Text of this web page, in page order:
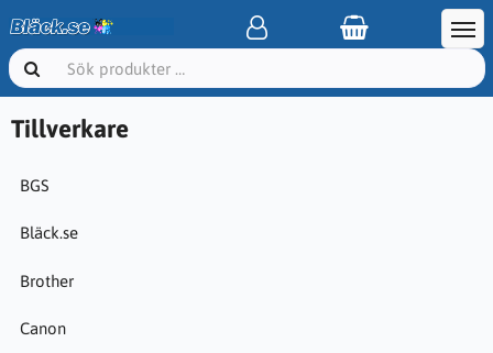
Tillverkare
BGS
Bläck.se
Brother
Canon